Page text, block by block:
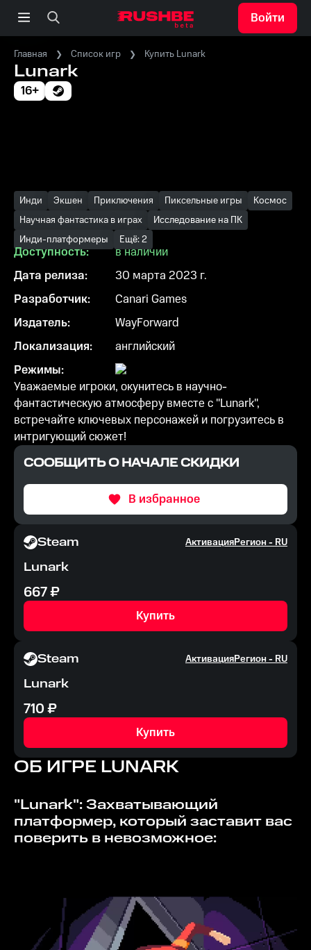
Войти
Главная Список игр Купить Lunark
Lunark
16+
Инди Экшен Приключения Пиксельные игры
Космос
Научная фантастика в играх
Исследование на ПК
Инди-платформеры
Ещё: 2
Доступность:
в наличии
Дата релиза:
30 марта 2023 г.
Разработчик:
Canari Games
Издатель:
WayForward
Локализация:
английский
Режимы:
Уважаемые игроки, окунитесь в научно-
фантастическую атмосферу вместе с "Lunark",
встречайте ключевых персонажей и погрузитесь в
интригующий сюжет!
СООБЩИТЬ О НАЧАЛЕ СКИДКИ
В избранное
Steam АктивацияРегион -RU
Lunark
667₽
Купить
Steam АктивацияРегион -RU
Lunark
710₽
Купить
ОБ ИГРЕ LUNARK
"Lunark": Захватывающий
платформер, который заставит вас
поверить в невозможное: